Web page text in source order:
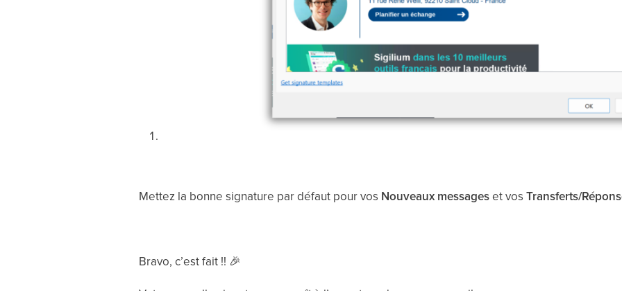
Mettez la bonne signature par défaut pour vos Nouveaux messageset vos Transferts/
Bravo, c’est fait !! 🎉